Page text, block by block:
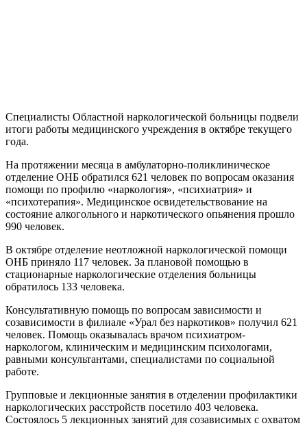
Специалисты Областной наркологической больницы подвели
итоги работы медицинского учреждения в октябре текущего
года.
На протяжении месяца в амбулаторно-поликлиническое
отделение ОНБ обратился 621 человек по вопросам оказания
помощи по профилю «наркология», «психиатрия» и
«психотерапия». Медицинское освидетельствование на
состояние алкогольного и наркотического опьянения прошло
990 человек.
В октябре отделение неотложной наркологической помощи
ОНБ приняло 117 человек. За плановой помощью в
стационарные наркологические отделения больницы
обратилось 133 человека.
Консультативную помощь по вопросам зависимости и
созависимости в филиале «Урал без наркотиков» получил 621
человек. Помощь оказывалась врачом психиатром-
наркологом, клиническим и медицинским психологами,
равными консультантами, специалистами по социальной
работе.
Групповые и лекционные занятия в отделении профилактики
наркологических расстройств посетило 403 человека.
Состоялось 5 лекционных занятий для созависимых с охватом